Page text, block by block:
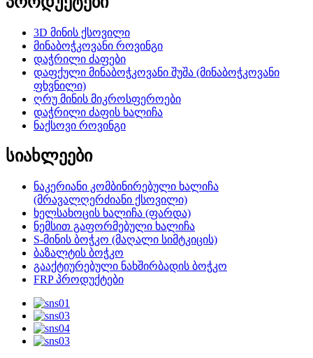
3D მინის ქსოვილი
მინაბოჭკოვანი როვინგი
დაჭრილი ძაფები
დაფქული მინაბოჭკოვანი შუშა (მინაბოჭკოვანი
ფხვნილი)
ღრუ მინის მიკროსფეროები
დაჭრილი ძაფის ხალიჩა
ნაქსოვი როვინგი
სიახლეები
ნაკერიანი კომბინირებული ხალიჩა
(მრავალღერძიანი ქსოვილი)
ხელსახოცის ხალიჩა (ფარდა)
ნემსით გაფორმებული ხალიჩა
S-მინის ბოჭკო (მაღალი სიმტკიცის)
ბაზალტის ბოჭკო
გააქტიურებული ნახშირბადის ბოჭკო
FRP პროდუქტები